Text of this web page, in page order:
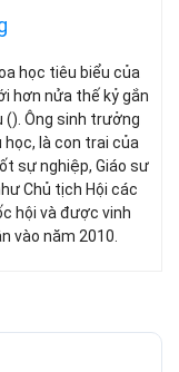
học tiêu biểu của
hơn nửa thế kỷ gắn
(). Ông sinh trưởng
là con trai của
sự nghiệp, Giáo sư
Chủ tịch Hội các
hội và được vinh
vào năm 2010.